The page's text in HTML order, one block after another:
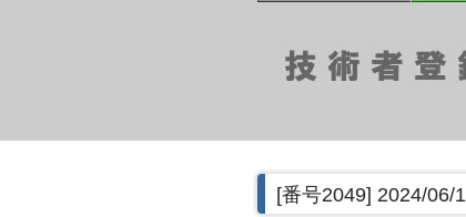
[番号2049] 2024/06/